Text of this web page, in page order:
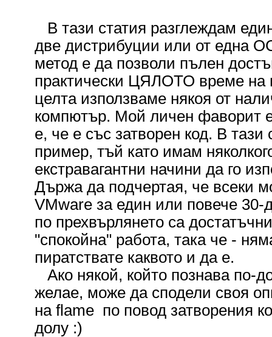
В тази статия разглеждам
две дистрибуции или от една
метод е да позволи пълен
практически ЦЯЛОТО време на
целта използваме някоя от
компютър. Мой личен фаворит
е, че е със затворен код. В
пример, тъй като имам
екстравагантни начини да го
Държа да подчертая, че всеки
VMware за един или повече
по прехвърлянето са
"спокойна" работа, така че -
пиратствате каквото и да е.
Ако някой, който познава по-
желае, може да сподели своя
на flame по повод затворения
долу :)